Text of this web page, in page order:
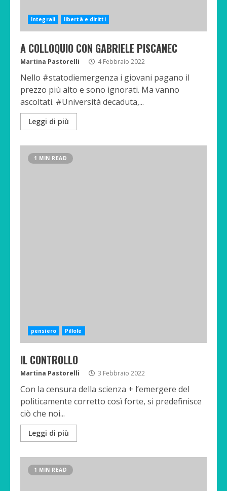
Integrali libertà e diritti
A COLLOQUIO CON GABRIELE PISCANEC
Martina Pastorelli 4 Febbraio 2022
Nello #statodiemergenza i giovani pagano il
prezzo più alto e sono ignorati. Ma vanno
ascoltati. #Università decaduta,...
Leggi di più
1 MIN READ
pensiero Pillole
IL CONTROLLO
Martina Pastorelli 3 Febbraio 2022
Con la censura della scienza + l’emergere del
politicamente corretto così forte, si predefinisce
ciò che noi...
Leggi di più
1 MIN READ